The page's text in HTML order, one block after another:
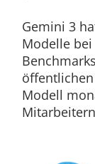
Gemini 3
Modelle
Modell